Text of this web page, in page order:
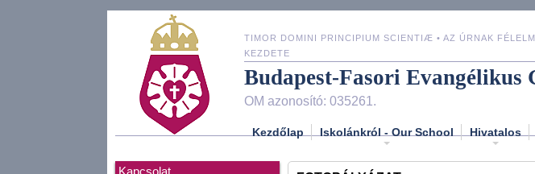
TIMOR DOMINI PRINCIPIUM SCIENTIÆ • AZ ÚRNAK
KEZDETE
Budapest-Fasori Evangélikus
OM azonosító: 035261.
Kezdőlap Iskolánkról - Our School Hivatalos